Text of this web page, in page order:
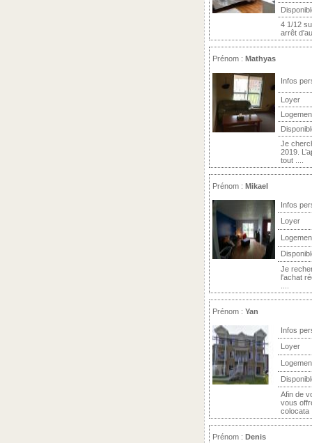
4 1/12
arrêt
Prénom : Mathyas
Infos
Loyer
Je
2019.
tout ....
Prénom : Mikael
Infos
Loyer
Je
l'achat
Prénom : Yan
Infos
Loyer
Afin de
vous
colocata
Prénom : Denis